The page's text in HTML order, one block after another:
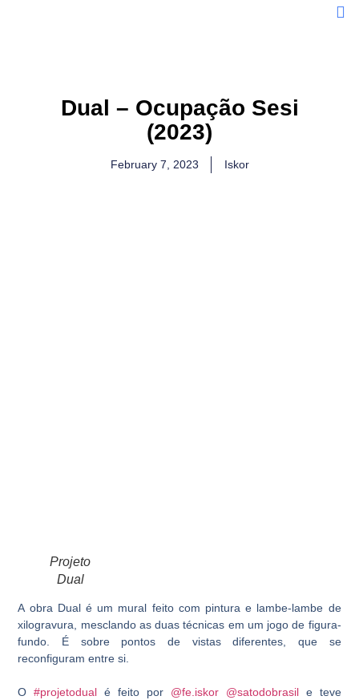
Dual – Ocupação Sesi
(2023)
February 7, 2023 Iskor
Projeto
Dual
A obra Dual é um mural feito com pintura e lambe-lambe de
xilogravura, mesclando as duas técnicas em um jogo de figura-
fundo. É sobre pontos de vistas diferentes, que se
reconfiguram entre si.
O#projetodual é feito por @fe.iskor @satodobrasile teve